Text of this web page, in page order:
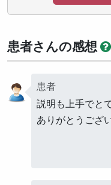
患者さんの感想
患者
説明も上手でと
ありがとうござ